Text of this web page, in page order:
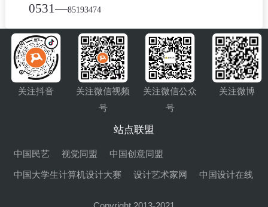
0531—85193474
关注抖音
关注微信视频
号
关注微信公众
号
关注微博
站点联盟
中国民艺 视觉同盟 中国创意同盟
中国大学生计算机设计大赛 设计艺术家网 中国设计在线